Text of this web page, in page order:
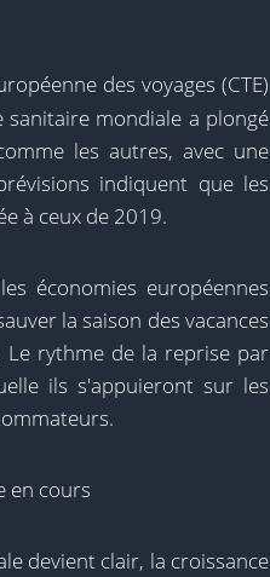
des voyages (CTE)
sanitaire mondiale a plongé
les autres, avec une
indiquent que les
à ceux de 2019.
économies européennes
la saison des vacances
Le rythme de la reprise par
ils s'appuieront sur les
en cours
devient clair, la croissance